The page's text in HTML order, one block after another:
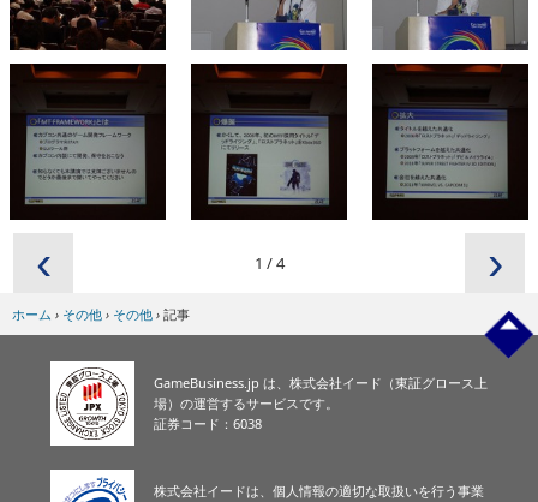
1 /4
‹ ›
ホーム › その他 › その他 › 記事
GameBusiness.jp は、株式会社イード（東証グロース上
場）の運営するサービスです。
証券コード：6038
株式会社イードは、個人情報の適切な取扱いを行う事業